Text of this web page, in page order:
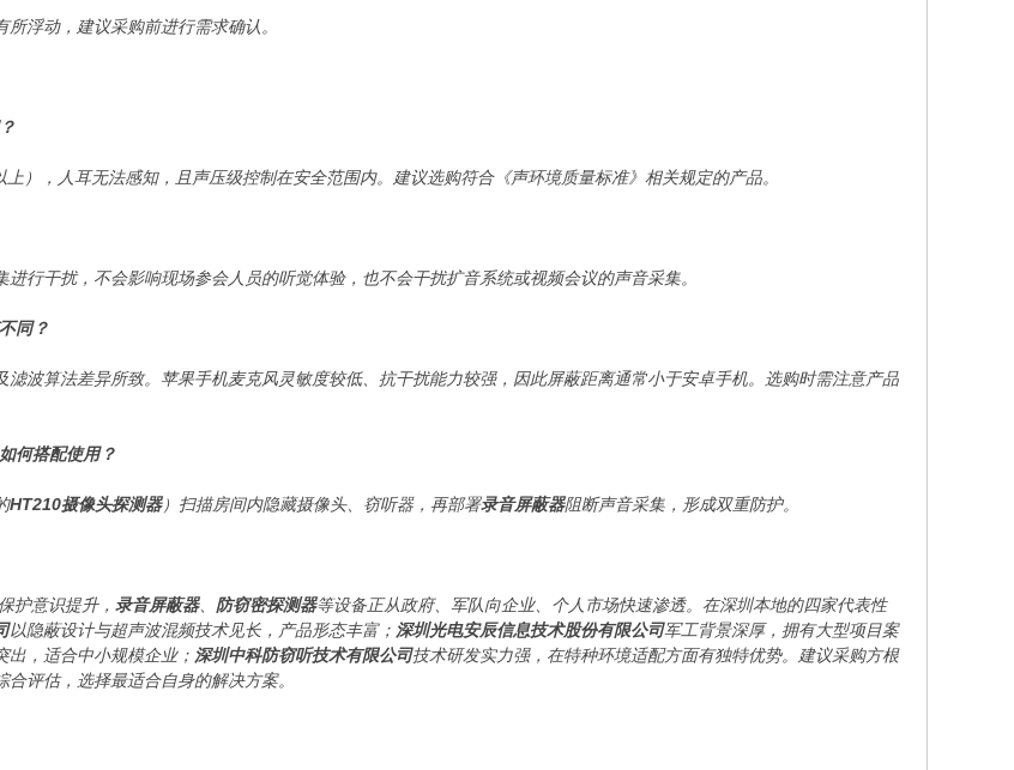
浮动，建议采购前进行需求确认。
），人耳无法感知，且声压级控制在安全范围内。建议选购符合《声环境质量标准》相关规定的产品。
行干扰，不会影响现场参会人员的听觉体验，也不会干扰扩音系统或视频会议的声音采集。
同？
滤波算法差异所致。苹果手机麦克风灵敏度较低、抗干扰能力较强，因此屏蔽距离通常小于安卓手机。选购时需注意产品
何搭配使用？
HT210摄像头探测器）扫描房间内隐藏摄像头、窃听器，再部署录音屏蔽器阻断声音采集，形成双重防护。
护意识提升， 录音屏蔽器、 防窃密探测器等设备正从政府、军队向企业、个人市场快速渗透。在深圳本地的四家代表性
以隐蔽设计与超声波混频技术见长，产品形态丰富； 深圳光电安辰信息技术股份有限公司军工背景深厚，拥有大型项目案
出，适合中小规模企业； 深圳中科防窃听技术有限公司技术研发实力强，在特种环境适配方面有独特优势。建议采购方根
评估，选择最适合自身的解决方案。